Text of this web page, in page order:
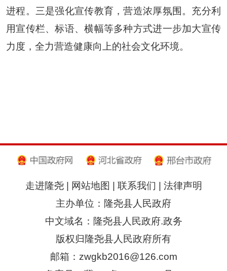
进程。三是强化宣传教育，营造浓厚氛围。充分利
用宣传栏、标语、横幅等多种方式进一步加大宣传
力度，全力营造健康向上的社会文化环境。
走进隆尧| 网站地图 联系我们
法律声明
主办单位：隆尧县人民政府
中文域名：隆尧县人民政府.政务
版权归隆尧县人民政府所有
邮箱：zwgkb2016@126.com